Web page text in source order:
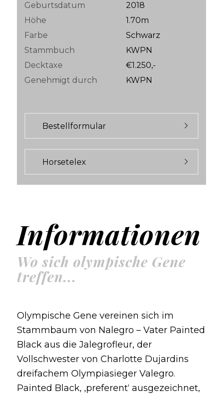
Geburtsdatum
2018
Höhe
1.70m
Farbe
Schwarz
Stammbuch
KWPN
Decktaxe
€1.250,-
Genehmigt durch
KWPN
Bestellformular
Horsetelex
Informationen
Wo sich olympische Gene
treffen...
Olympische Gene vereinen sich im
Stammbaum von Nalegro – Vater Painted
Black aus die Jalegrofleur, der
Vollschwester von Charlotte Dujardins
dreifachem Olympiasieger Valegro.
Painted Black, ‚preferent‘ ausgezeichnet,